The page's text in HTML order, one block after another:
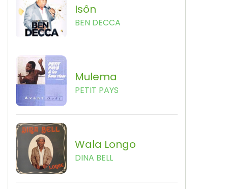
Isôn
BEN DECCA
Mulema
PETIT PAYS
Wala Longo
DINA BELL